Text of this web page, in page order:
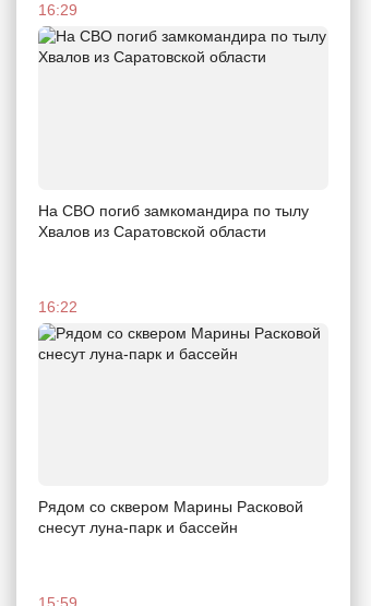
16:29
На СВО погиб замкомандира по тылу
Хвалов из Саратовской области
16:22
Рядом со сквером Марины Расковой
снесут луна-парк и бассейн